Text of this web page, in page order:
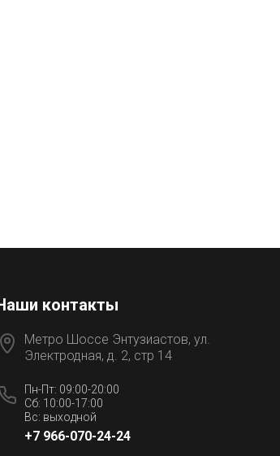
контакты
Метро Шоссе Энтузиастов, ул.
Электродная, д. 2, стр 14
Пн-Пт: 09:00-20:00
Сб: 10:00-17:00
Вс: выходной
+7 966-070-24-24